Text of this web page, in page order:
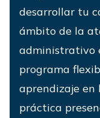
desarrollar tu
ámbito de la
administrativo
programa
aprendizaje en
práctica